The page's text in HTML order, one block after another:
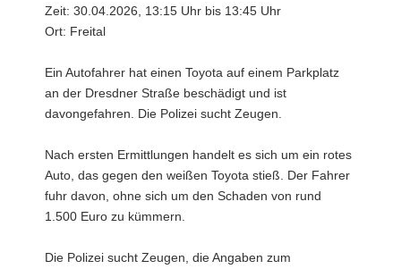
Zeit: 30.04.2026, 13:15 Uhr bis 13:45 Uhr
Ort: Freital
Ein Autofahrer hat einen Toyota auf einem Parkplatz
an der Dresdner Straße beschädigt und ist
davongefahren. Die Polizei sucht Zeugen.
Nach ersten Ermittlungen handelt es sich um ein rotes
Auto, das gegen den weißen Toyota stieß. Der Fahrer
fuhr davon, ohne sich um den Schaden von rund
1.500 Euro zu kümmern.
Die Polizei sucht Zeugen, die Angaben zum